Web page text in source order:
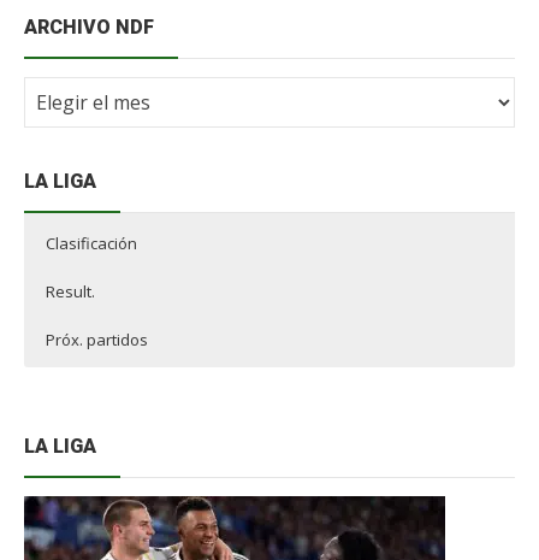
ARCHIVO NDF
Archivo
LA LIGA
Clasificación
Result.
Próx. partidos
LA LIGA